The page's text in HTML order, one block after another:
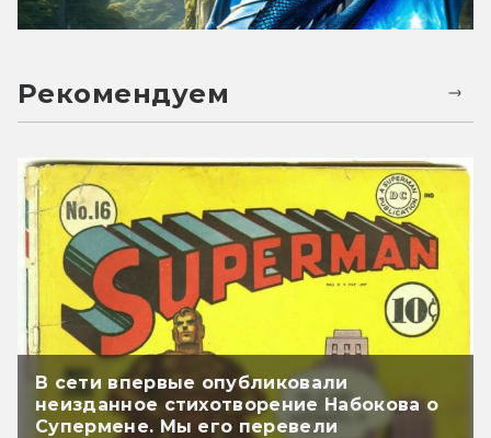
Рекомендуем
В сети впервые опубликовали
неизданное стихотворение Набокова о
Супермене. Мы его перевели